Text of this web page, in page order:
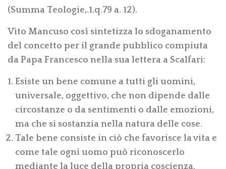
(Summa Teologie,.1.q.79 a. 12).
Vito Mancuso così sintetizza lo sdoganamento
del concetto per il grande pubblico compiuta
da Papa Francesco nella sua lettera a Scalfari:
Esiste un bene comune a tutti gli uomini,
universale, oggettivo, che non dipende dalle
circostanze o da sentimenti o dalle emozioni,
ma che si sostanzia nella natura delle cose.
Tale bene consiste in ciò che favorisce la vita e
come tale ogni uomo può riconoscerlo
mediante la luce della propria coscienza.